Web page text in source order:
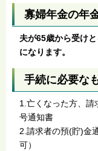
寡婦年金の年
夫が65歳から受け
になります。
手続に必要な
1.亡くなった方、請
号通知書
2.請求者の預(貯)金
可）